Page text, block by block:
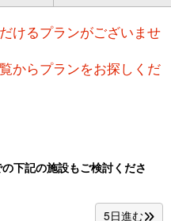
けるプランがございませ
からプランをお探しくだ
下記の施設もご検討くださ
5日進む